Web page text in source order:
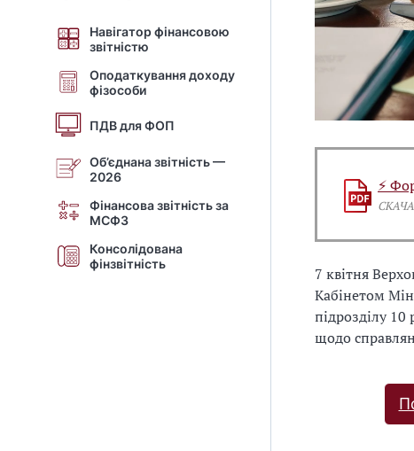
Навігатор фінансовою
звітністю
Оподаткування доходу
фізособи
ПДВ для ФОП
Об’єднана звітність —
2026
Фінансова звітність за
МСФЗ
Консолідована
фінзвітність
⚡
7 квітня
Кабінетом
підрозділу
щодо